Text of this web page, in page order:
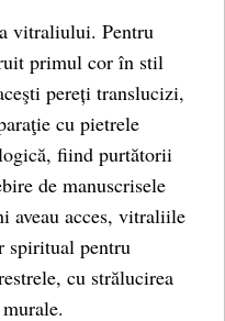
vitraliului. Pentru
primul cor în stil
pereți translucizi,
cu pietrele
fiind purtătorii
de manuscrisele
aveau acces, vitraliile
spiritual pentru
cu strălucirea